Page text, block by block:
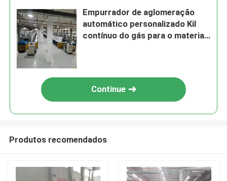
Empurrador de aglomeração
automático personalizado Kil
contínuo do gás para o material
Continue
Produtos recomendados